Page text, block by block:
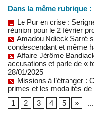
Dans la même rubrique :
Le Pur en crise :
réunion pour le 2 février
Amadou Ndieck Sarré
condescendant et même
Affaire Jérôme
accusations et parle de «
28/01/2025
Missions à l’étranger :
primes et les modalités de
1
2 3 4 5 » ...